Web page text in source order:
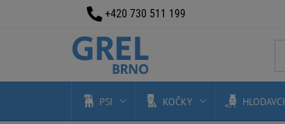
PSI KOČKY HLODAVCI
+420 730 511 199